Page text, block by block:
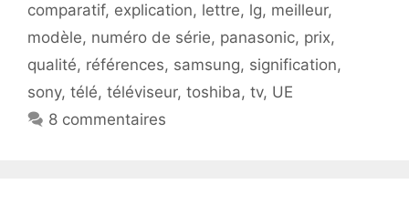
comparatif, explication, lettre, lg, meilleur,
modèle, numéro de série, panasonic, prix,
qualité, références, samsung, signification,
sony, télé, téléviseur, toshiba, tv, UE
8 commentaires